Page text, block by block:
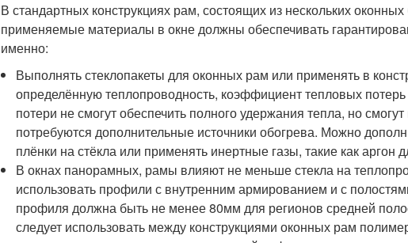
В стандартных конструкциях рам, состоящих из нескольких
применяемые материалы в окне должны обеспечивать
именно:
Выполнять стеклопакеты для оконных рам или применять в
определённую теплопроводность, коэффициент тепловых
потери не смогут обеспечить полного удержания тепла, но
потребуются дополнительные источники обогрева. Можно
плёнки на стёкла или применять инертные газы, такие как аргон
В окнах панорамных, рамы влияют не меньше стекла на
использовать профили с внутренним армированием и с
профиля должна быть не менее 80мм для регионов средней
следует использовать между конструкциями оконных рам